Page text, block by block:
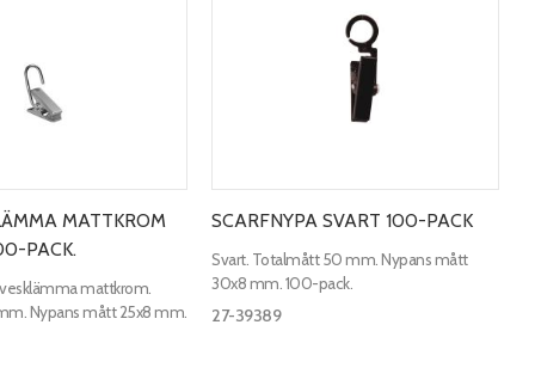
MATTKROM
PACK.
mattkrom.
Nypans mått 25x8 mm.
SCARFNYPA SVART 100-PACK
Svart. Totalmått 50 mm. Nypans mått
30x8 mm. 100-pack.
27-39389